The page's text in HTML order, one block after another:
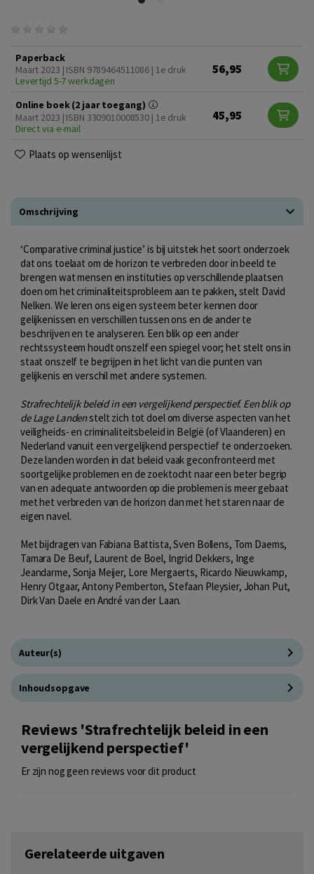
Paperback
Maart 2023 | ISBN 9789464511086 | 1e druk
Levertijd 5-7 werkdagen
56,95
Online boek (2 jaar toegang)
Maart 2023 | ISBN 3309010008530 | 1e druk
Direct via e-mail
45,95
Plaats op wensenlijst
Omschrijving
‘Comparative criminal justice’ is bij uitstek het soort onderzoek
dat ons toelaat om de horizon te verbreden door in beeld te
brengen wat mensen en instituties op verschillende plaatsen
doen om het criminaliteitsprobleem aan te pakken, stelt David
Nelken. We leren ons eigen systeem beter kennen door
gelijkenissen en verschillen tussen ons en de ander te
beschrijven en te analyseren. Een blik op een ander
rechtssysteem houdt onszelf een spiegel voor; het stelt ons in
staat onszelf te begrijpen in het licht van die punten van
gelijkenis en verschil met andere systemen.
Strafrechtelijk beleid in een vergelijkend perspectief. Een blik op
de Lage Landenstelt zich tot doel om diverse aspecten van het
veiligheids- en criminaliteitsbeleid in België (of Vlaanderen) en
Nederland vanuit een vergelijkend perspectief te onderzoeken.
Deze landen worden in dat beleid vaak geconfronteerd met
soortgelijke problemen en de zoektocht naar een beter begrip
van en adequate antwoorden op die problemen is meer gebaat
met het verbreden van de horizon dan met het staren naar de
eigen navel.
Met bijdragen van Fabiana Battista, Sven Bollens, Tom Daems,
Tamara De Beuf, Laurent de Boel, Ingrid Dekkers, Inge
Jeandarme, Sonja Meijer, Lore Mergaerts, Ricardo Nieuwkamp,
Henry Otgaar, Antony Pemberton, Stefaan Pleysier, Johan Put,
Dirk Van Daele en André van der Laan.
Auteur(s)
Inhoudsopgave
Reviews 'Strafrechtelijk beleid in een
vergelijkend perspectief'
Er zijn nog geen reviews voor dit product
Gerelateerde uitgaven